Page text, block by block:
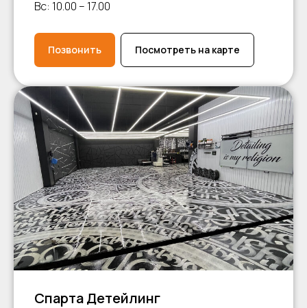
Вс: 10.00 – 17.00
Позвонить Посмотреть на карте
Спарта Детейлинг